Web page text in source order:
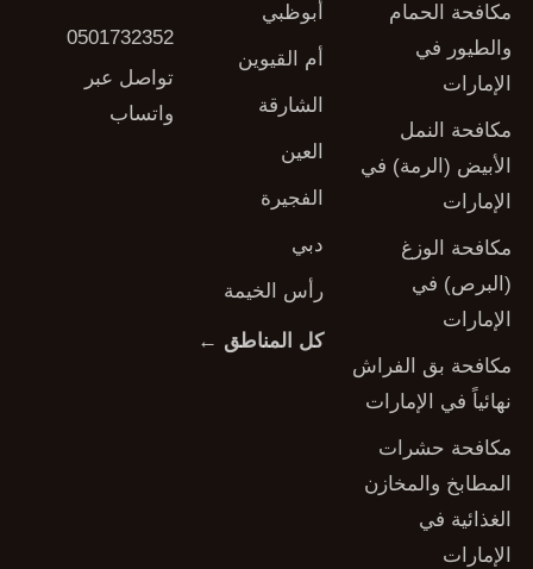
مكافحة الحمام
والطيور في
الإمارات
مكافحة النمل
الأبيض (الرمة) في
الإمارات
مكافحة الوزغ
(البرص) في
الإمارات
مكافحة بق الفراش
نهائياً في الإمارات
مكافحة حشرات
المطابخ والمخازن
الغذائية في
الإمارات
أبوظبي
أم القيوين
الشارقة
العين
الفجيرة
دبي
رأس الخيمة
كل المناطق ←
0501732352
تواصل عبر
واتساب